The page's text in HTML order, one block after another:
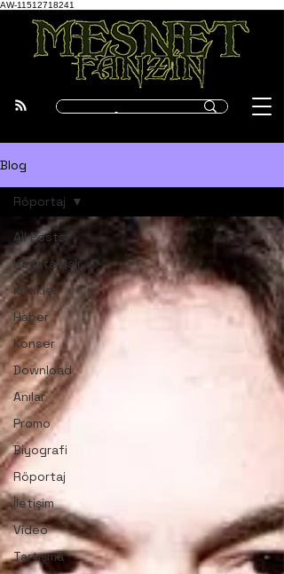
AW-11512718241
Blog
All Posts
Hayata Dair
Kritikler
Haber
Konser
Download
Anılar
Promo
Biyografi
Röportaj
İletişim
Video
Tartışma
Röportaj